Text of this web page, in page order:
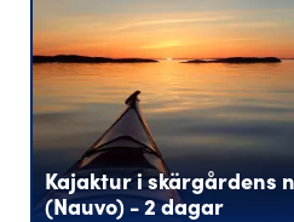
Kajaktur i skärgårdens
(Nauvo) - 2 dagar